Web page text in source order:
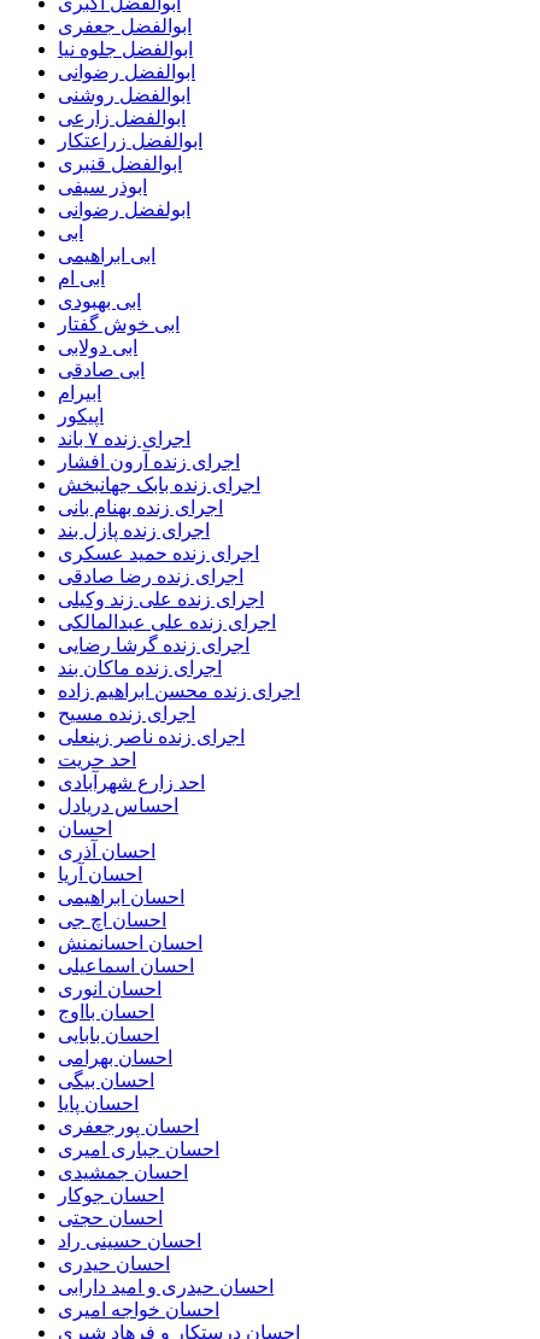
ابوالفضل جعفری
ابوالفضل جلوه نیا
ابوالفضل رضوانی
ابوالفضل روشنی
ابوالفضل زارعی
ابوالفضل زراعتکار
ابوالفضل قنبری
ابوذر سیفی
ابولفضل رضوانی
ابی
ابی ابراهیمی
ابی ام
ابی بهبودی
ابی خوش گفتار
ابی دولابی
ابی صادقی
ابیرام
اپیکور
اجرای زنده ۷ باند
اجرای زنده آرون افشار
اجرای زنده بابک جهانبخش
اجرای زنده بهنام بانی
اجرای زنده پازل بند
اجرای زنده حمید عسکری
اجرای زنده رضا صادقی
اجرای زنده علی زند وکیلی
اجرای زنده علی عبدالمالکی
اجرای زنده گرشا رضایی
اجرای زنده ماکان بند
اجرای زنده محسن ابراهیم زاده
اجرای زنده مسیح
اجرای زنده ناصر زینعلی
احد حریت
احد زارع شهرآبادی
احساس دریادل
احسان
احسان آذری
احسان آریا
احسان ابراهیمی
احسان اچ جی
احسان احسانمنش
احسان اسماعیلی
احسان انوری
احسان بااوج
احسان بابایی
احسان بهرامی
احسان بیگی
احسان پایا
احسان پورجعفری
احسان جباری امیری
احسان جمشیدی
احسان جوکار
احسان حجتی
احسان حسینی راد
احسان حیدری
احسان حیدری و امید دارابی
احسان خواجه امیری
احسان درستكار و فرهاد شيرى